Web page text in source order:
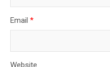
Email*
Website